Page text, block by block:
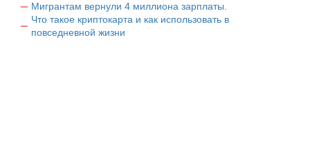
Мигрантам вернули 4 миллиона зарплаты.
Что такое криптокарта и как использовать в
повседневной жизни